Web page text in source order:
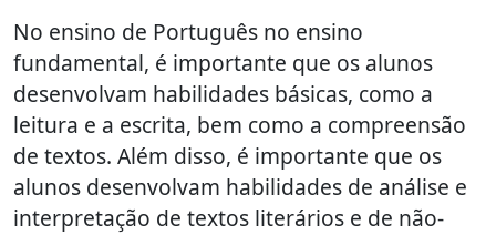
No ensino de Português no ensino
fundamental, é importante que os alunos
desenvolvam habilidades básicas, como a
leitura e a escrita, bem como a compreensão
de textos. Além disso, é importante que os
alunos desenvolvam habilidades de análise e
interpretação de textos literários e de não-